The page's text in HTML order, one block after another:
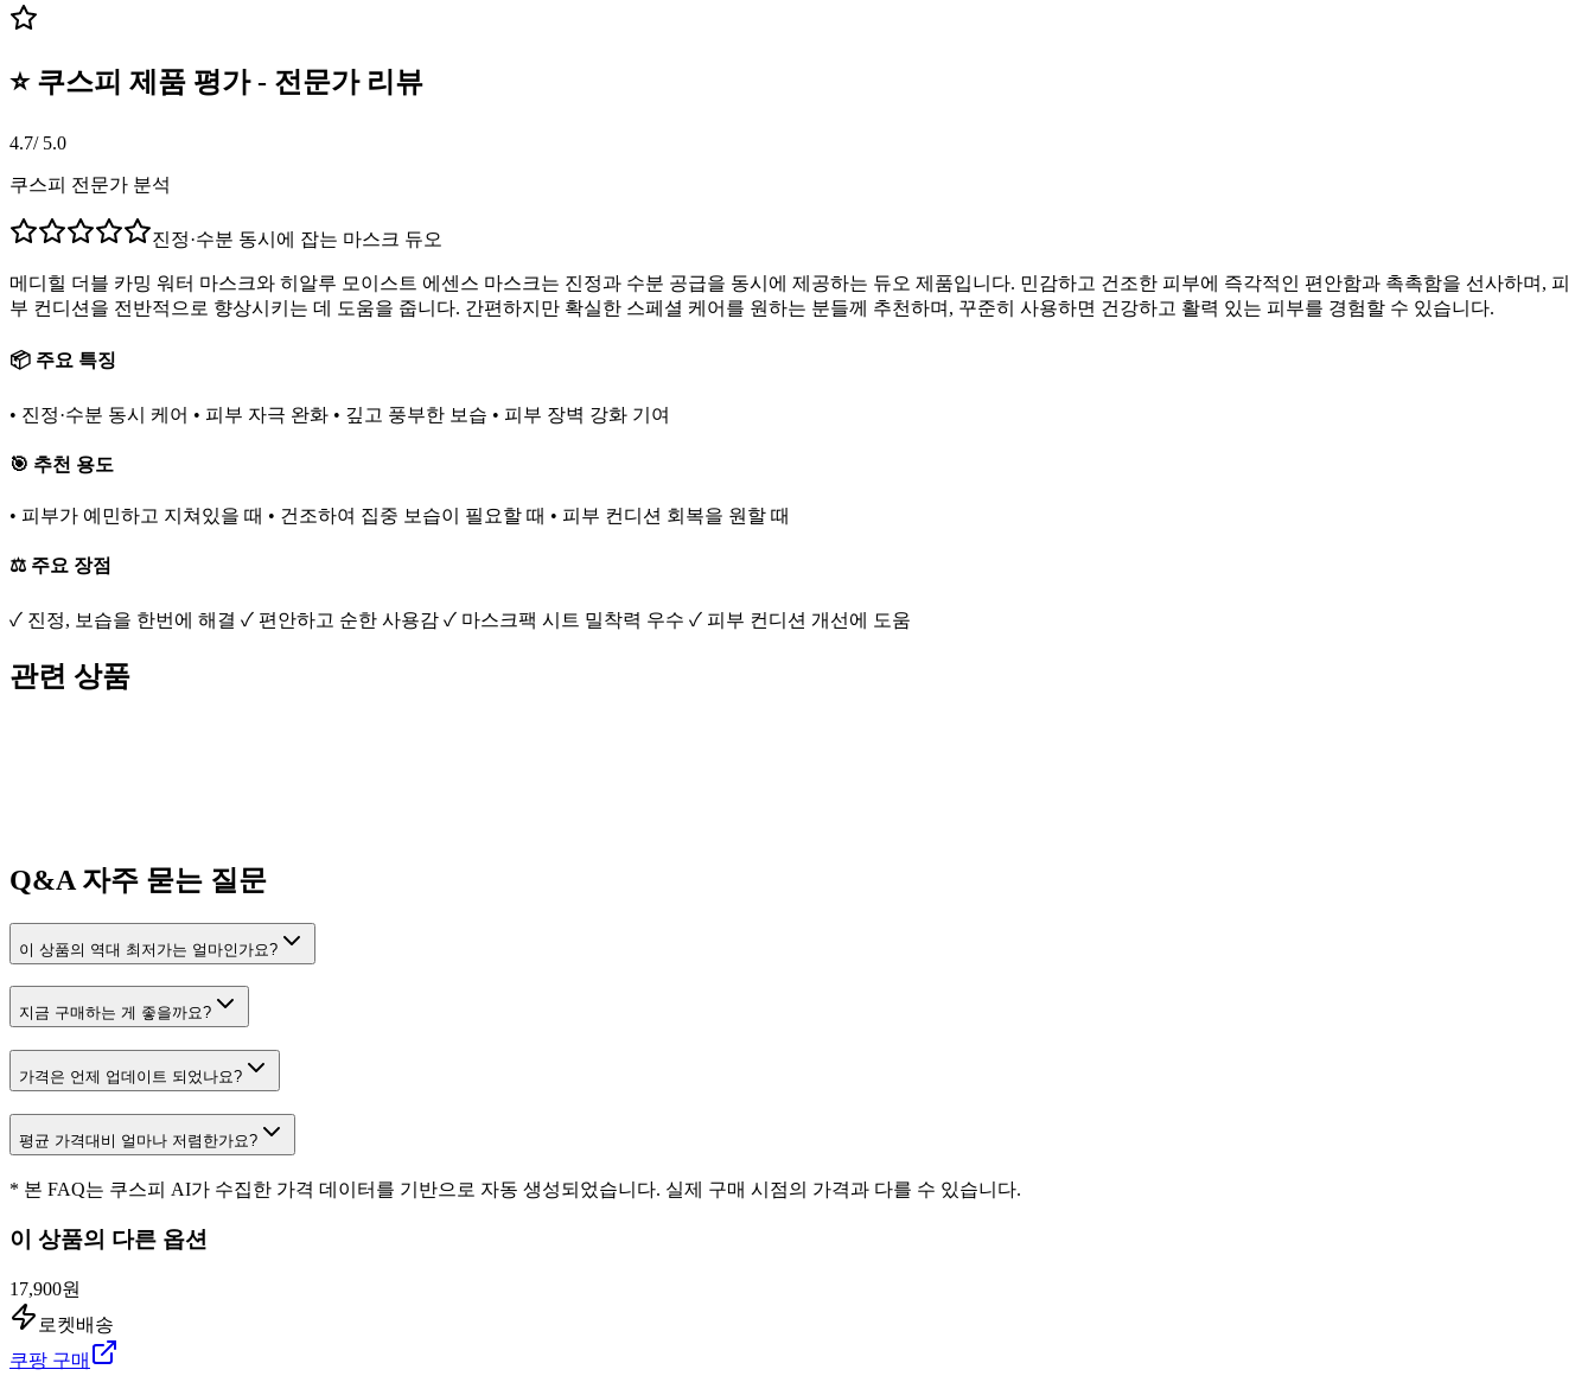
⭐ 쿠스피 제품 평가 - 전문가 리뷰
4.7/ 5.0
쿠스피 전문가 분석
진정·수분 동시에 잡는 마스크 듀오
메디힐 더블 카밍 워터 마스크와 히알루 모이스트 에센스 마스크는 진정과 수분 공급을 동시에 제공하는 듀오 제품입니다. 민감하고 건조한 피부에 즉각적인 편안함과 촉촉함을 선사하며, 피
부 컨디션을 전반적으로 향상시키는 데 도움을 줍니다. 간편하지만 확실한 스페셜 케어를 원하는 분들께 추천하며, 꾸준히 사용하면 건강하고 활력 있는 피부를 경험할 수 있습니다.
📦 주요 특징
• 진정·수분 동시 케어 • 피부 자극 완화 • 깊고 풍부한 보습 • 피부 장벽 강화 기여
🎯 추천 용도
• 피부가 예민하고 지쳐있을 때 • 건조하여 집중 보습이 필요할 때 • 피부 컨디션 회복을 원할 때
⚖️ 주요 장점
✓ 진정, 보습을 한번에 해결 ✓ 편안하고 순한 사용감 ✓ 마스크팩 시트 밀착력 우수 ✓ 피부 컨디션 개선에 도움
관련 상품
Q&A 자주 묻는 질문
이 상품의 역대 최저가는 얼마인가요?
지금 구매하는 게 좋을까요?
가격은 언제 업데이트 되었나요?
평균 가격대비 얼마나 저렴한가요?
* 본 FAQ는 쿠스피 AI가 수집한 가격 데이터를 기반으로 자동 생성되었습니다. 실제 구매 시점의 가격과 다를 수 있습니다.
이 상품의 다른 옵션
17,900원
로켓배송
쿠팡 구매